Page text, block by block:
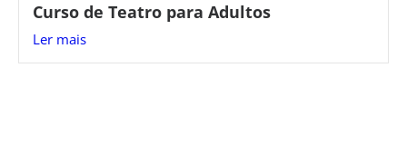
Curso de Teatro para Adultos
Ler mais